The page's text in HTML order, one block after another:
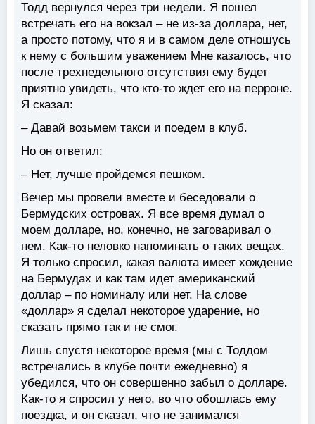
Тодд вернулся через три недели. Я пошел
встречать его на вокзал – не из-за доллара, нет,
а просто потому, что я и в самом деле отношусь
к нему с большим уважением Мне казалось, что
после трехнедельного отсутствия ему будет
приятно увидеть, что кто-то ждет его на перроне.
Я сказал:
– Давай возьмем такси и поедем в клуб.
Но он ответил:
– Нет, лучше пройдемся пешком.
Вечер мы провели вместе и беседовали о
Бермудских островах. Я все время думал о
моем долларе, но, конечно, не заговаривал о
нем. Как-то неловко напоминать о таких вещах.
Я только спросил, какая валюта имеет хождение
на Бермудах и как там идет американский
доллар – по номиналу или нет. На слове
«доллар» я сделал некоторое ударение, но
сказать прямо так и не смог.
Лишь спустя некоторое время (мы с Тоддом
встречались в клубе почти ежедневно) я
убедился, что он совершенно забыл о долларе.
Как-то я спросил у него, во что обошлась ему
поездка, и он сказал, что не занимался